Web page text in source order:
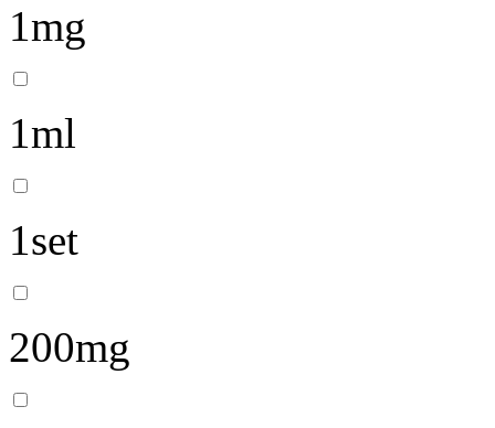
1mg
1ml
1set
200mg